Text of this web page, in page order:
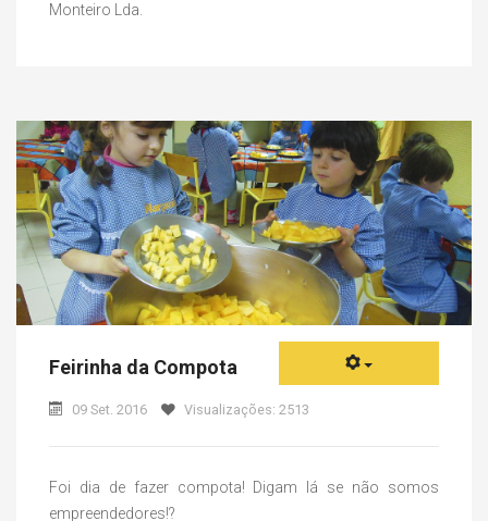
Monteiro Lda.
Feirinha da Compota
09 Set. 2016 Visualizações: 2513
Foi dia de fazer compota! Digam lá se não somos
empreendedores!?